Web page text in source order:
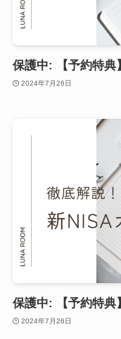
保護中: 【予約特典
2024年7月26日
保護中: 【予約特典
2024年7月26日